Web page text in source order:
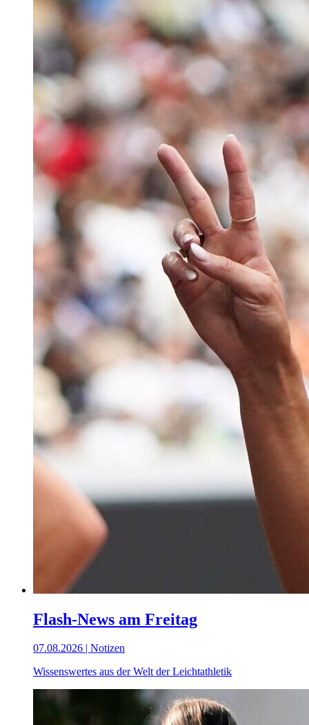
Flash-News am Freitag
07.08.2026 | Notizen
Wissenswertes aus der Welt der Leichtathletik